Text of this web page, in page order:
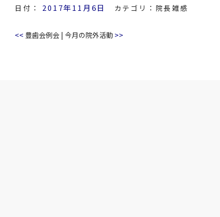
日付： 2017年11月6日 カテゴリ： 院長雑感
<< 豊歯会例会 | 今月の院外活動 >>